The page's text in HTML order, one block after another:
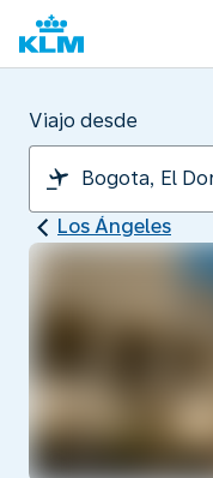
Viajo desde
Los Ángeles